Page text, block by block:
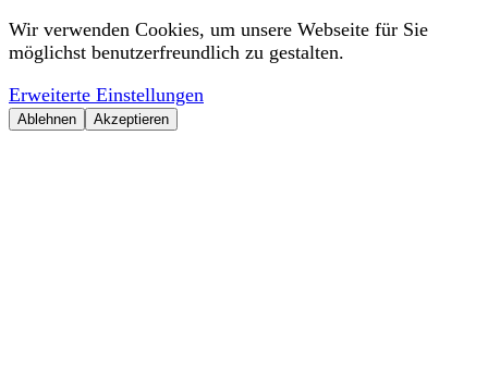
Wir verwenden Cookies, um unsere Webseite für Sie
möglichst benutzerfreundlich zu gestalten.
Erweiterte Einstellungen
Ablehnen Akzeptieren